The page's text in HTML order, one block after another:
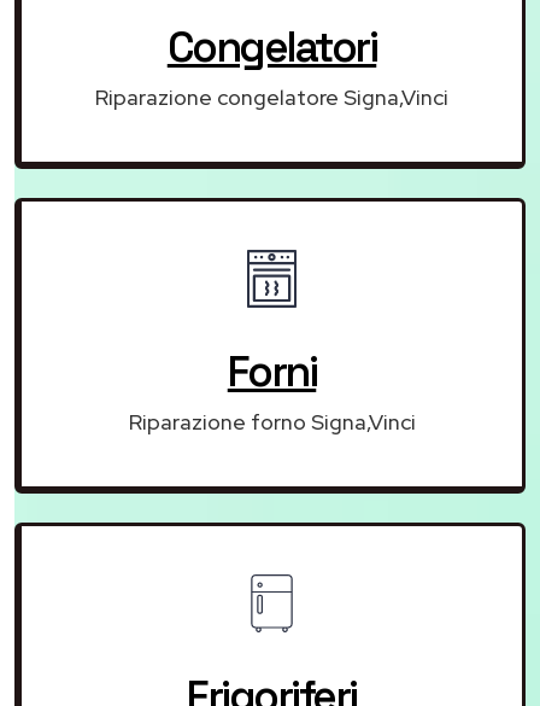
Congelatori
Riparazione congelatore Signa,Vinci
Forni
Riparazione forno Signa,Vinci